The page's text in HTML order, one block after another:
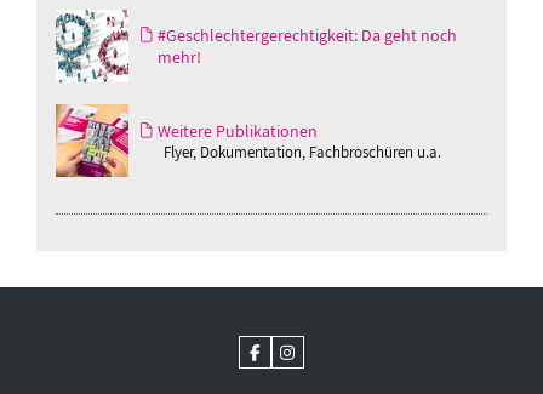
#Geschlechtergerechtigkeit: Da geht noch
mehr!
Weitere Publikationen
Flyer, Dokumentation, Fachbroschüren u.a.